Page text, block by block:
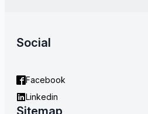
Social
Facebook
Linkedin
Sitemap